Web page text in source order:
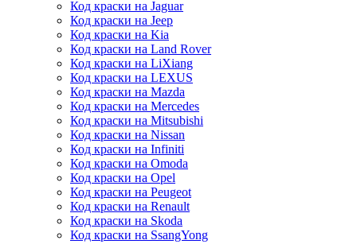
Код краски на Jaguar
Код краски на Jeep
Код краски на Kia
Код краски на Land Rover
Код краски на LiXiang
Код краски на LEXUS
Код краски на Mazda
Код краски на Mercedes
Код краски на Mitsubishi
Код краски на Nissan
Код краски на Infiniti
Код краски на Omoda
Код краски на Opel
Код краски на Peugeot
Код краски на Renault
Код краски на Skoda
Код краски на SsangYong